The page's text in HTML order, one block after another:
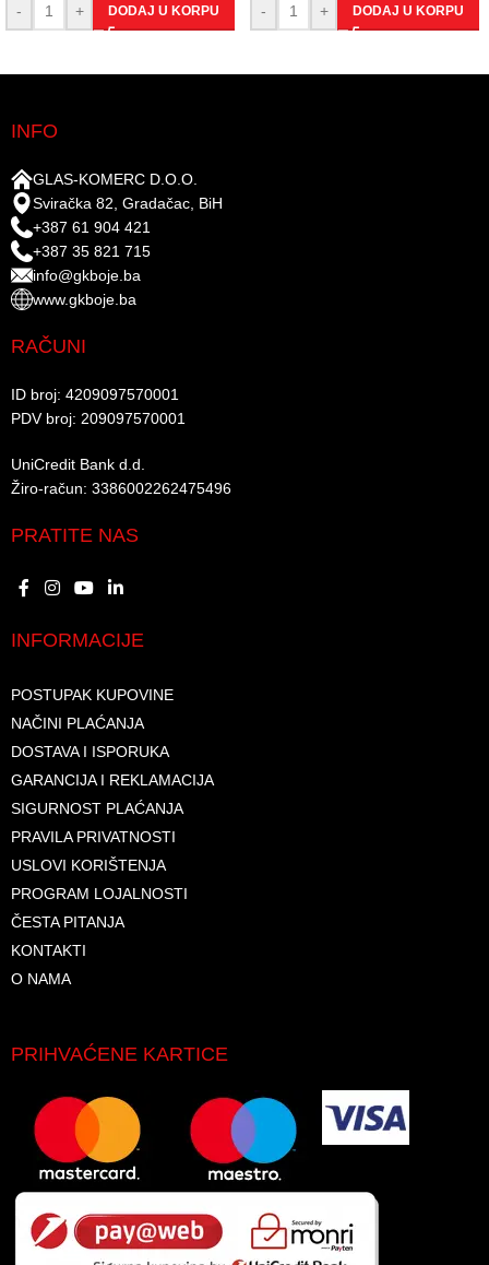
-
+ DODAJ U KORPU
-
+ DODAJ U KORPU
INFO
GLAS-KOMERC D.O.O.
Sviračka 82, Gradačac, BiH
+387 61 904 421
+387 35 821 715
info@gkboje.ba
www.gkboje.ba
RAČUNI
ID broj: 4209097570001​
PDV broj: 209097570001 ​
UniCredit Bank d.d.​
Žiro-račun: 3386002262475496​​
PRATITE NAS
INFORMACIJE
POSTUPAK KUPOVINE
NAČINI PLAĆANJA
DOSTAVA I ISPORUKA
GARANCIJA I REKLAMACIJA
SIGURNOST PLAĆANJA
PRAVILA PRIVATNOSTI
USLOVI KORIŠTENJA
PROGRAM LOJALNOSTI
ČESTA PITANJA
KONTAKTI
O NAMA
PRIHVAĆENE KARTICE